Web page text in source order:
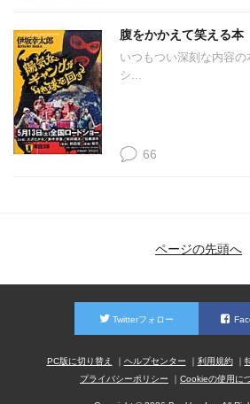
腹をかかえて笑える本
いつもつい深刻な内容の
シ...
66
ページの先頭へ
Twitterフォロー
PC版に切り替え ヘルプセンター 利用規約
プライバシーポリシー
Cookieの使用に